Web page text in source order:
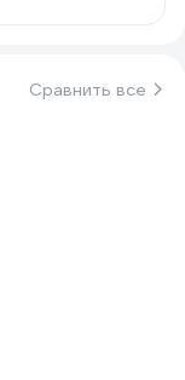
Сравнить все